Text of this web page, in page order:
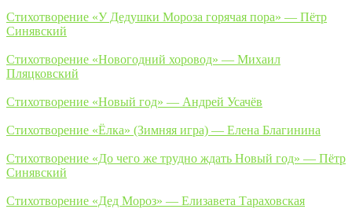
Стихотворение «У Дедушки Мороза горячая пора» — Пётр
Синявский
Стихотворение «Новогодний хоровод» — Михаил
Пляцковский
Стихотворение «Новый год» — Андрей Усачёв
Стихотворение «Ёлка» (Зимняя игра) — Елена Благинина
Стихотворение «До чего же трудно ждать Новый год» — Пётр
Синявский
Стихотворение «Дед Мороз» — Елизавета Тараховская